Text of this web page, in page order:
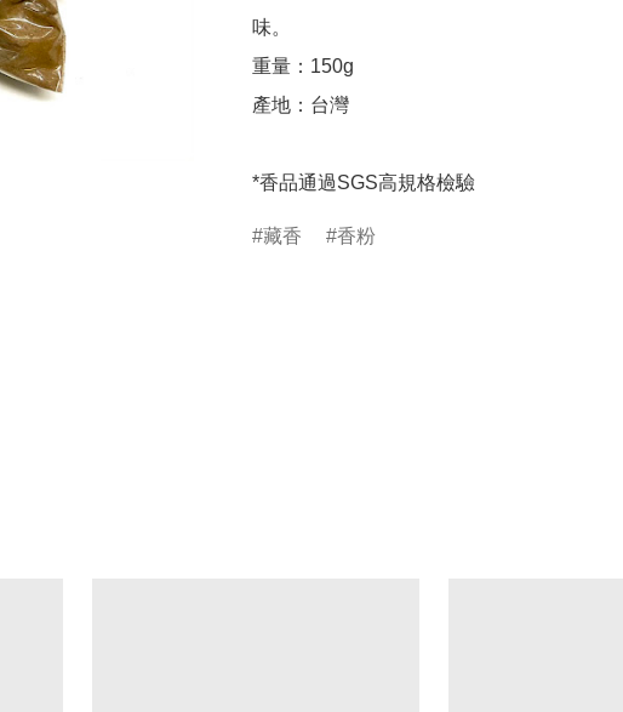
味。
重量：150g
產地：台灣
*香品通過SGS高規格檢驗
藏香 香粉